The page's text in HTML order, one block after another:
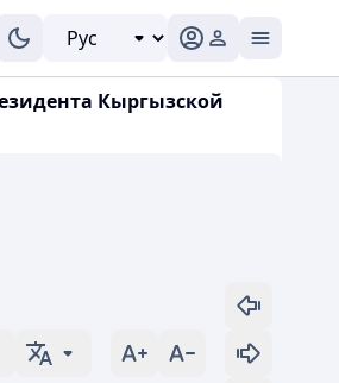
Кыргызской